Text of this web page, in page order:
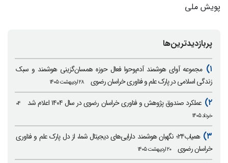
پویش ملی
پربازدیدترین‌ها
۱)
مجموعه آوای هوشمند آدم‌وحوا فعال حوزه همسان‌گزینی هوشمند و سبک
زندگی اسلامی در پارک علم و فناوری خراسان رضوی
۲۸ اردیبهشت ۱۴۰۵
۲) عملکرد صندوق پژوهش و فناوری خراسان رضوی در سال ۱۴۰۴ اعلام شد
۰۴
خرداد ۱۴۰۵
۳)
همیاب۲۴؛ نگهبان هوشمند دارایی‌های دیجیتال شما، از دل پارک علم و فناوری
خراسان رضوی
۲۰ اردیبهشت ۱۴۰۵